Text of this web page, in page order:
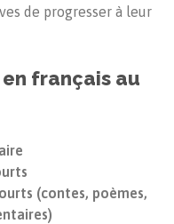
de progresser à leur
français au
(contes, poèmes,